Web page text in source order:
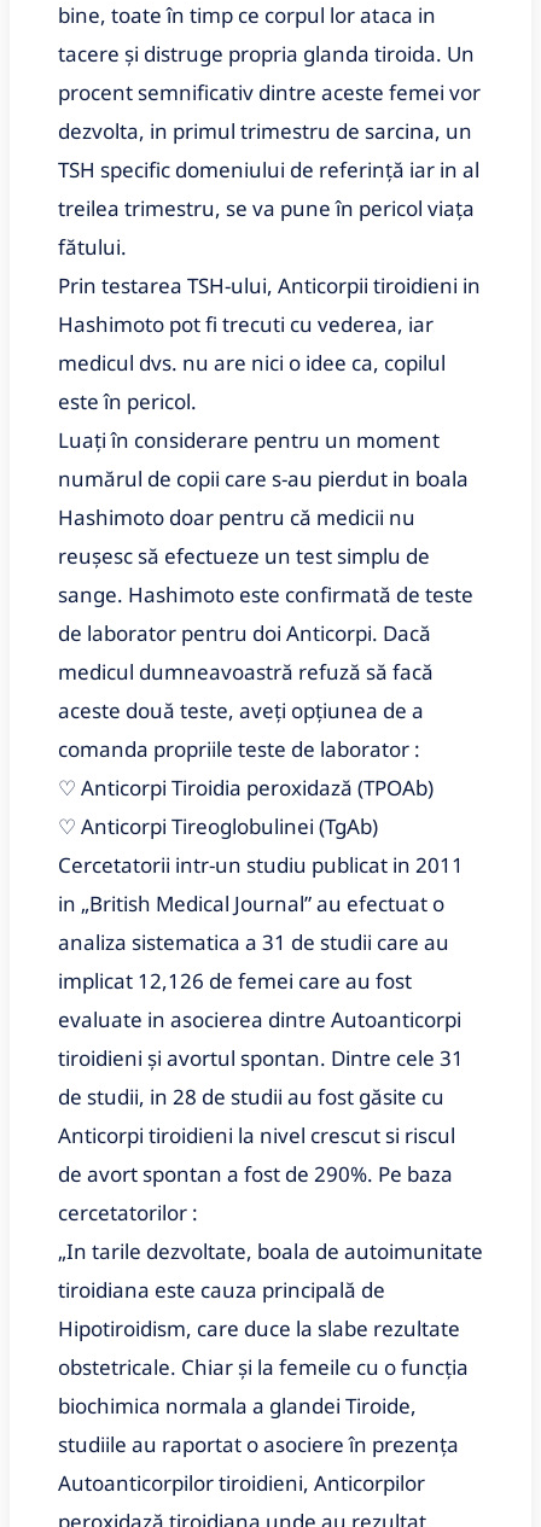
bine, toate în timp ce corpul lor ataca in
tacere și distruge propria glanda tiroida. Un
procent semnificativ dintre aceste femei vor
dezvolta, in primul trimestru de sarcina, un
TSH specific domeniului de referință iar in al
treilea trimestru, se va pune în pericol viața
fătului.
Prin testarea TSH-ului, Anticorpii tiroidieni in
Hashimoto pot fi trecuti cu vederea, iar
medicul dvs. nu are nici o idee ca, copilul
este în pericol.
Luați în considerare pentru un moment
numărul de copii care s-au pierdut in boala
Hashimoto doar pentru că medicii nu
reușesc să efectueze un test simplu de
sange. Hashimoto este confirmată de teste
de laborator pentru doi Anticorpi. Dacă
medicul dumneavoastră refuză să facă
aceste două teste, aveți opțiunea de a
comanda propriile teste de laborator :
♡ Anticorpi Tiroidia peroxidază (TPOAb)
♡ Anticorpi Tireoglobulinei (TgAb)
Cercetatorii intr-un studiu publicat in 2011
in „British Medical Journal” au efectuat o
analiza sistematica a 31 de studii care au
implicat 12,126 de femei care au fost
evaluate in asocierea dintre Autoanticorpi
tiroidieni și avortul spontan. Dintre cele 31
de studii, in 28 de studii au fost găsite cu
Anticorpi tiroidieni la nivel crescut si riscul
de avort spontan a fost de 290%. Pe baza
cercetatorilor :
„In tarile dezvoltate, boala de autoimunitate
tiroidiana este cauza principală de
Hipotiroidism, care duce la slabe rezultate
obstetricale. Chiar și la femeile cu o funcția
biochimica normala a glandei Tiroide,
studiile au raportat o asociere în prezența
Autoanticorpilor tiroidieni, Anticorpilor